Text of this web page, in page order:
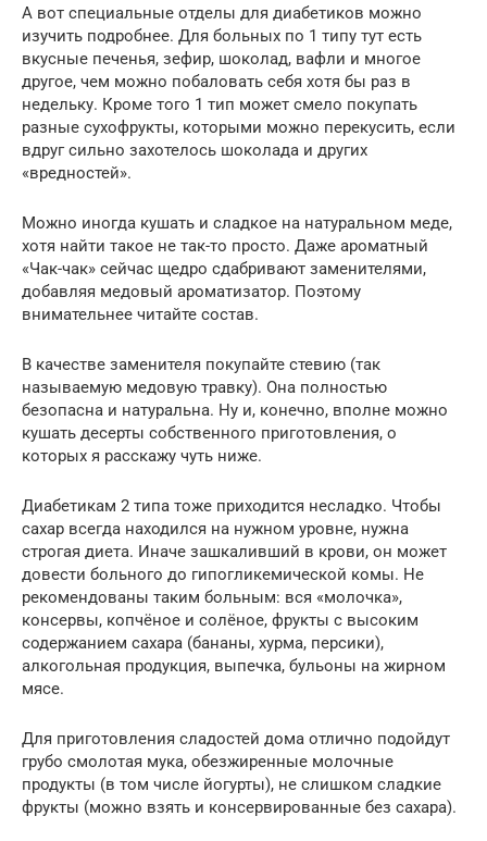
А вот специальные отделы для диабетиков можно
изучить подробнее. Для больных по 1 типу тут есть
вкусные печенья, зефир, шоколад, вафли и многое
другое, чем можно побаловать себя хотя бы раз в
недельку. Кроме того 1 тип может смело покупать
разные сухофрукты, которыми можно перекусить, если
вдруг сильно захотелось шоколада и других
«вредностей».
Можно иногда кушать и сладкое на натуральном меде,
хотя найти такое не так-то просто. Даже ароматный
«Чак-чак» сейчас щедро сдабривают заменителями,
добавляя медовый ароматизатор. Поэтому
внимательнее читайте состав.
В качестве заменителя покупайте стевию (так
называемую медовую травку). Она полностью
безопасна и натуральна. Ну и, конечно, вполне можно
кушать десерты собственного приготовления, о
которых я расскажу чуть ниже.
Диабетикам 2 типа тоже приходится несладко. Чтобы
сахар всегда находился на нужном уровне, нужна
строгая диета. Иначе зашкаливший в крови, он может
довести больного до гипогликемической комы. Не
рекомендованы таким больным: вся «молочка»,
консервы, копчёное и солёное, фрукты с высоким
содержанием сахара (бананы, хурма, персики),
алкогольная продукция, выпечка, бульоны на жирном
мясе.
Для приготовления сладостей дома отлично подойдут
грубо смолотая мука, обезжиренные молочные
продукты (в том числе йогурты), не слишком сладкие
фрукты (можно взять и консервированные без сахара).